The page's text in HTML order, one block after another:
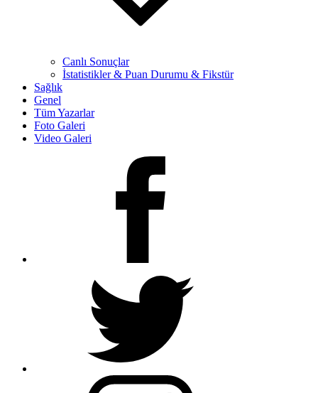
Canlı Sonuçlar
İstatistikler & Puan Durumu & Fikstür
Sağlık
Genel
Tüm Yazarlar
Foto Galeri
Video Galeri